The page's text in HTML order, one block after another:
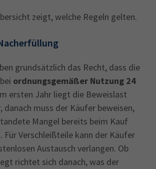
zeigt, welche Regeln gelten.
grundsätzlich das Recht, dass die
ordnungsgemäßer Nutzung 24
ersten Jahr liegt die Beweislast
danach muss der Käufer beweisen,
Mangel bereits beim Kauf
Für Verschleißteile kann der Käufer
Austausch verlangen. Ob
richtet sich danach, was der